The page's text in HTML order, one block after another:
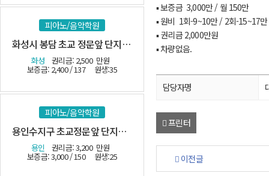
피아노/음악학원
화성시 봉담 초교 정문앞 단지내 관인음악
화성 권리금: 2,500 만원
보증금: 2,400 / 137 원생:35
피아노/음악학원
용인수지구 초교정문앞 단지내 관인
용인 권리금: 3,200 만원
보증금: 3,000 / 150 원생:25
▪ 보증금 3,000만 / 월 150만
▪ 원비 1회-9~10만 / 2회-15~17만
▪ 권리금 2,000만원
▪ 차량없음.
담당자명
프린터
이전글